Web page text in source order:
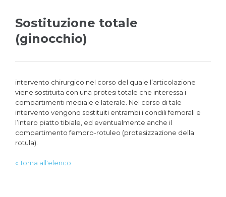
Sostituzione totale
(ginocchio)
intervento chirurgico nel corso del quale l’articolazione
viene sostituita con una protesi totale che interessa i
compartimenti mediale e laterale. Nel corso di tale
intervento vengono sostituiti entrambi i condili femorali e
l’intero piatto tibiale, ed eventualmente anche il
compartimento femoro-rotuleo (protesizzazione della
rotula).
« Torna all'elenco